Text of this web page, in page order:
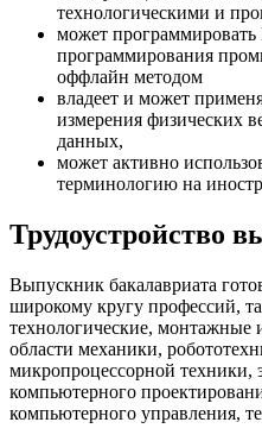
технологическими и
может
программирования
оффлайн методом
владеет и может
измерения физических
данных,
может активно
терминологию на
Трудоустройство
Выпускник бакалавриата
широкому кругу профессий,
технологические, монтажные
области механики,
микропроцессорной техники,
компьютерного
компьютерного управления,